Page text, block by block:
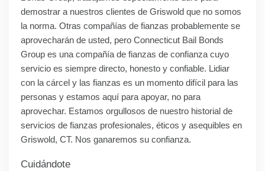
demostrar a nuestros clientes de Griswold que no somos
la norma. Otras compañías de fianzas probablemente se
aprovecharán de usted, pero Connecticut Bail Bonds
Group es una compañía de fianzas de confianza cuyo
servicio es siempre directo, honesto y confiable. Lidiar
con la cárcel y las fianzas es un momento difícil para las
personas y estamos aquí para apoyar, no para
aprovechar. Estamos orgullosos de nuestro historial de
servicios de fianzas profesionales, éticos y asequibles en
Griswold, CT. Nos ganaremos su confianza.
Cuidándote